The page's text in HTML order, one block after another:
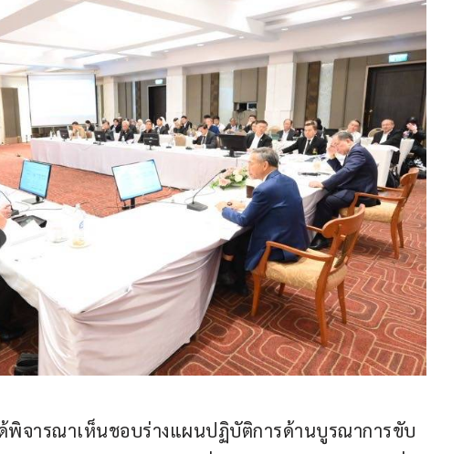
พิจารณาเห็นชอบร่างแผนปฏิบัติการด้านบูรณาการขับ